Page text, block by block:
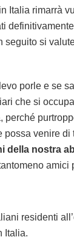
Italia rimarrà
seguito si
porle e se
che si
perché
possa venire di
della nostra
amici
residenti
Italia.